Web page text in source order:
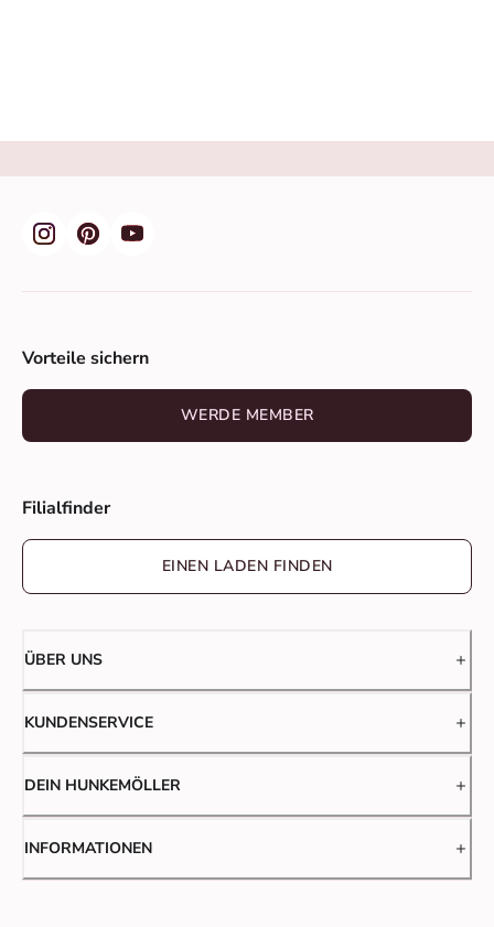
Vorteile sichern
WERDE MEMBER
Filialfinder
EINEN LADEN FINDEN
ÜBER UNS
KUNDENSERVICE
DEIN HUNKEMÖLLER
INFORMATIONEN